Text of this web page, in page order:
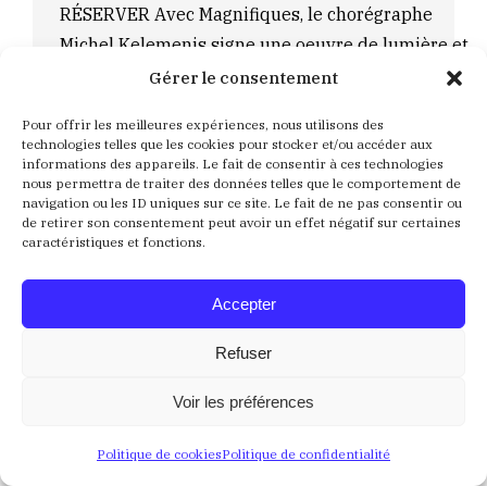
Gérer le consentement
Pour offrir les meilleures expériences, nous utilisons des
technologies telles que les cookies pour stocker et/ou accéder aux
informations des appareils. Le fait de consentir à ces technologies
nous permettra de traiter des données telles que le comportement de
navigation ou les ID uniques sur ce site. Le fait de ne pas consentir ou
de retirer son consentement peut avoir un effet négatif sur certaines
caractéristiques et fonctions.
Accepter
Refuser
Voir les préférences
Politique de cookiesPolitique de confidentialité
RÉSERVER Avec Magnifiques, le chorégraphe
Michel Kelemenis signe une oeuvre de lumière et
de fête, un hymne vibrant à la vie et à la danse.
déploient d’abord dans la grâce des mouvements
classiques, au son du Magnificat de Jean-
Sébastien…
Détails
PAUL DE SAINT SERNIN
10 juin 2026
SAINT SERNINPAUL DE SAINT SERNINFRANCE